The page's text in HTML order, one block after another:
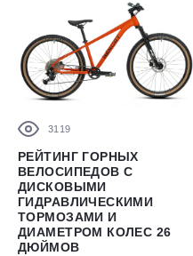
3119
РЕЙТИНГ ГОРНЫХ
ВЕЛОСИПЕДОВ С
ДИСКОВЫМИ
ГИДРАВЛИЧЕСКИМИ
ТОРМОЗАМИ И
ДИАМЕТРОМ КОЛЕС 26
ДЮЙМОВ